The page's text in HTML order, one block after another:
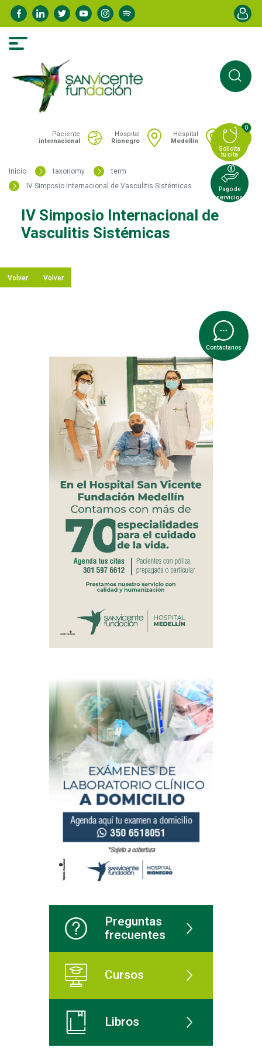
Pasar
al
Menú
Portal San Vicente - Menú hospitales
Paciente
internacional
Hospital
Rionegro
Hospital
Medellín
0
Inicio taxonomy
term
IV Simposio Internacional de Vasculitis Sistémicas
IV Simposio Internacional de
Vasculitis Sistémicas
Volver Volver
Preguntas
frecuentes
Cursos
Libros
Pago de
servicios
Contáctanos
Solicita
tu cita